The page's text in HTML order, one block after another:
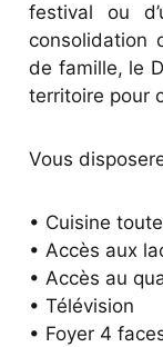
festival ou
consolidation
de famille, le
territoire pour
Vous
• Cuisine
• Accès aux
• Accès au
• Télévision
• Foyer 4